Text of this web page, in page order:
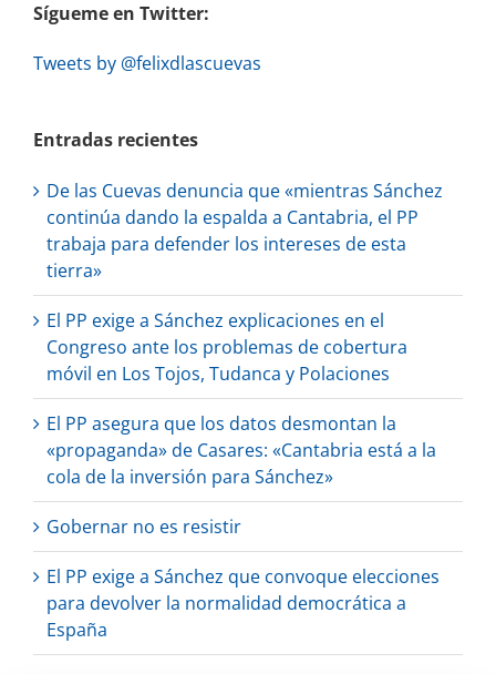
Sígueme en Twitter:
Tweets by @felixdlascuevas
Entradas recientes
De las Cuevas denuncia que «mientras Sánchez
continúa dando la espalda a Cantabria, el PP
trabaja para defender los intereses de esta
tierra»
El PP exige a Sánchez explicaciones en el
Congreso ante los problemas de cobertura
móvil en Los Tojos, Tudanca y Polaciones
El PP asegura que los datos desmontan la
«propaganda» de Casares: «Cantabria está a la
cola de la inversión para Sánchez»
Gobernar no es resistir
El PP exige a Sánchez que convoque elecciones
para devolver la normalidad democrática a
España